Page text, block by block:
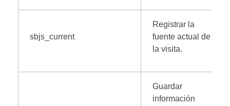
sbjs_current
Registrar la
fuente actual de
la visita.
Guardar
información